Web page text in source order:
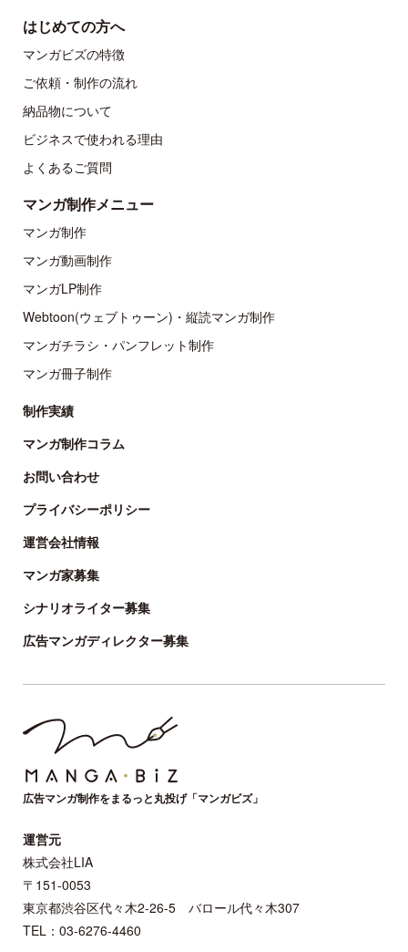
はじめての方へ
マンガビズの特徴
ご依頼・制作の流れ
納品物について
ビジネスで使われる理由
よくあるご質問
マンガ制作メニュー
マンガ制作
マンガ動画制作
マンガLP制作
Webtoon(ウェブトゥーン)・縦読マンガ制作
マンガチラシ・パンフレット制作
マンガ冊子制作
制作実績
マンガ制作コラム
お問い合わせ
プライバシーポリシー
運営会社情報
マンガ家募集
シナリオライター募集
広告マンガディレクター募集
広告マンガ制作をまるっと丸投げ「マンガビズ」
運営元
株式会社LIA
〒151-0053
東京都渋谷区代々木2-26-5 バロール代々木307
TEL：03-6276-4460